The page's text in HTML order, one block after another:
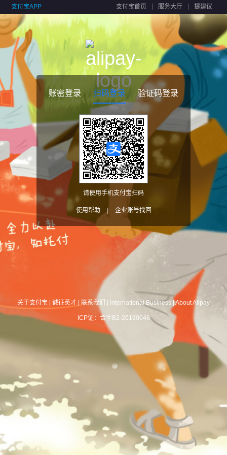
支付宝APP 支付宝首页 服务大厅 提建议
账密登录 扫码登录 验证码登录
请使用手机支付宝扫码
使用帮助 | 企业账号找回
关于支付宝 诚征英才 联系我们 International Business |About Alipay
ICP证：合字B2-20190046